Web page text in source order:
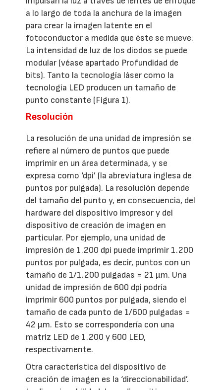
a lo largo de toda la anchura de la imagen
para crear la imagen latente en el
fotoconductor a medida que éste se mueve.
La intensidad de luz de los diodos se puede
modular (véase apartado Profundidad de
bits). Tanto la tecnología láser como la
tecnología LED producen un tamaño de
punto constante (Figura 1).
Resolución
La resolución de una unidad de impresión se
refiere al número de puntos que puede
imprimir en un área determinada, y se
expresa como ‘dpi’ (la abreviatura inglesa de
puntos por pulgada). La resolución depende
del tamaño del punto y, en consecuencia, del
hardware del dispositivo impresor y del
dispositivo de creación de imagen en
particular. Por ejemplo, una unidad de
impresión de 1.200 dpi puede imprimir 1.200
puntos por pulgada, es decir, puntos con un
tamaño de 1/1.200 pulgadas = 21 μm. Una
unidad de impresión de 600 dpi podría
imprimir 600 puntos por pulgada, siendo el
tamaño de cada punto de 1/600 pulgadas =
42 μm. Esto se correspondería con una
matriz LED de 1.200 y 600 LED,
respectivamente.
Otra característica del dispositivo de
creación de imagen es la ‘direccionabilidad’.